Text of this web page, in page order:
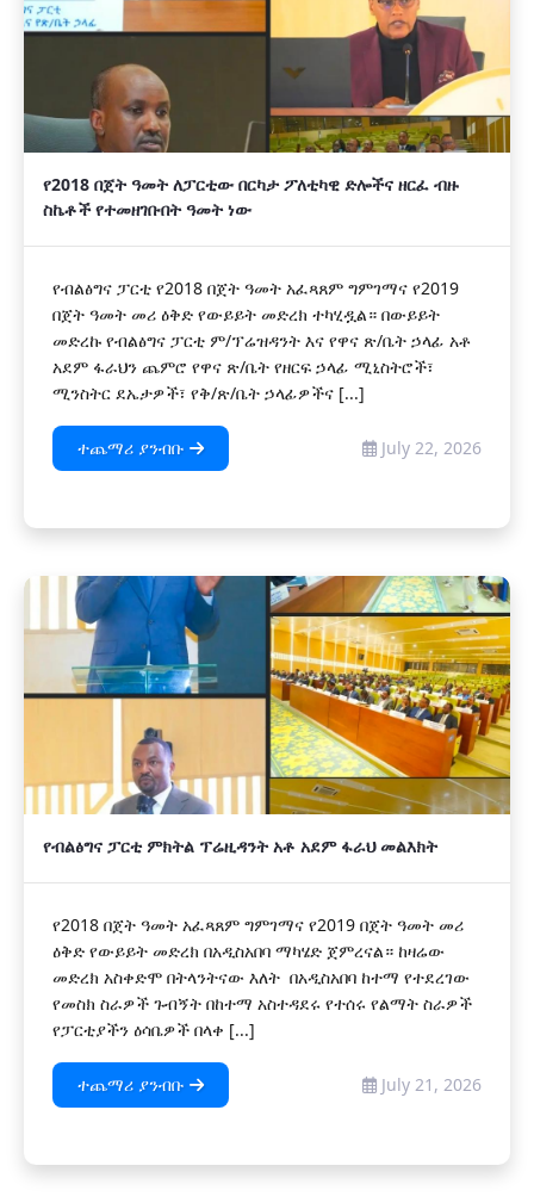
የ2018 በጀት ዓመት ለፓርቲው በርካታ ፖለቲካዊ ድሎችና ዘርፈ ብዙ
ስኬቶች የተመዘገቡበት ዓመት ነው
የብልፅግና ፓርቲ የ2018 በጀት ዓመት አፈጻጸም ግምገማና የ2019
በጀት ዓመት መሪ ዕቅድ የውይይት መድረክ ተካሂዷል። በውይይት
መድረኩ የብልፅግና ፓርቲ ም/ፕሬዝዳንት እና የዋና ጽ/ቤት ኃላፊ አቶ
አደም ፋራህን ጨምሮ የዋና ጽ/ቤት የዘርፍ ኃላፊ ሚኒስትሮች፣
ሚንስትር ደኤታዎች፣ የቅ/ጽ/ቤት ኃላፊዎችና [...]
ተጨማሪ ያንብቡ July 22, 2026
የብልፅግና ፓርቲ ምክትል ፕሬዚዳንት አቶ አደም ፋራህ መልእክት
የ2018 በጀት ዓመት አፈጻጸም ግምገማና የ2019 በጀት ዓመት መሪ
ዕቅድ የውይይት መድረክ በአዲስአበባ ማካሄድ ጀምረናል። ከዛሬው
መድረክ አስቀድሞ በትላንትናው እለት በአዲስአበባ ከተማ የተደረገው
የመስክ ስራዎች ጉብኝት በከተማ አስተዳደሩ የተሰሩ የልማት ስራዎች
የፓርቲያችን ዕሳቤዎች በላቀ [...]
ተጨማሪ ያንብቡ July 21, 2026